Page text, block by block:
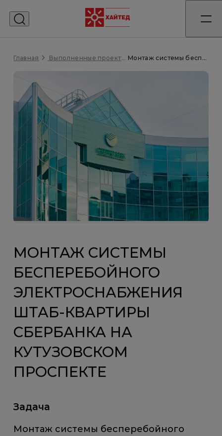
Главная Выполненные проекты Монтаж системы бесперебойного электроснабжения штаб-квартиры Сбербанка на Кутузовском проспекте
МОНТАЖ СИСТЕМЫ
БЕСПЕРЕБОЙНОГО
ЭЛЕКТРОСНАБЖЕНИЯ
ШТАБ-КВАРТИРЫ
СБЕРБАНКА НА
КУТУЗОВСКОМ
ПРОСПЕКТЕ
Задача
Монтаж системы бесперебойного